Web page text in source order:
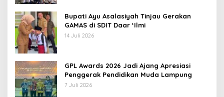
Bupati Ayu Asalasiyah Tinjau Gerakan
GAMAS di SDIT Daar ‘Ilmi
14 Juli 2026
GPL Awards 2026 Jadi Ajang Apresiasi
Penggerak Pendidikan Muda Lampung
7 Juli 2026